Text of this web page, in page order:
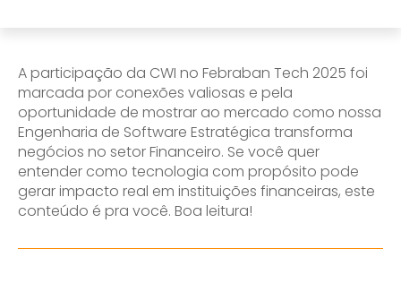
A participação da CWI no Febraban Tech 2025 foi
marcada por conexões valiosas e pela
oportunidade de mostrar ao mercado como nossa
Engenharia de Software Estratégica transforma
negócios no setor Financeiro. Se você quer
entender como tecnologia com propósito pode
gerar impacto real em instituições financeiras, este
conteúdo é pra você. Boa leitura!